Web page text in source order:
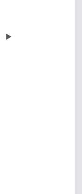
▶